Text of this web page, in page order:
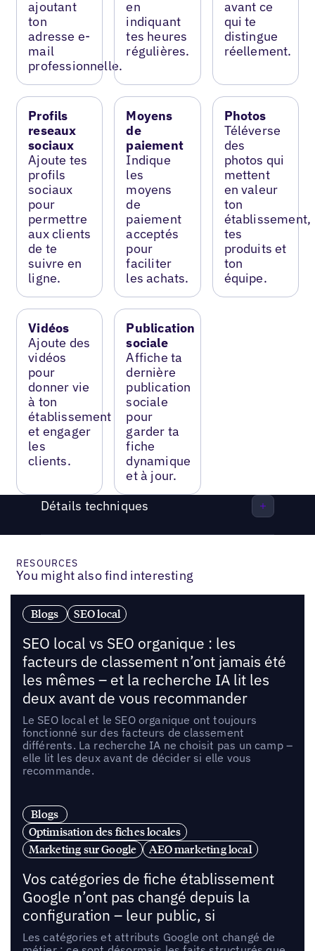
ajoutant
ton
adresse e-
mail
professionnelle.
en
indiquant
tes heures
régulières.
avant ce
qui te
distingue
réellement.
Profils
reseaux
sociaux
Ajoute tes
profils
sociaux
pour
permettre
aux clients
de te
suivre en
ligne.
Moyens
de
paiement
Indique
les
moyens
de
paiement
acceptés
pour
faciliter
les achats.
Photos
Téléverse
des
photos qui
mettent
en valeur
ton
établissement,
tes
produits et
ton
équipe.
Vidéos
Ajoute des
vidéos
pour
donner vie
à ton
établissement
et engager
les
clients.
Publication
sociale
Affiche ta
dernière
publication
sociale
pour
garder ta
fiche
dynamique
et à jour.
Détails techniques
RESOURCES
You might also find interesting
Blogs SEO local
SEO local vs SEO organique : les
facteurs de classement n’ont jamais été
les mêmes – et la recherche IA lit les
deux avant de vous recommander
Le SEO local et le SEO organique ont toujours
fonctionné sur des facteurs de classement
différents. La recherche IA ne choisit pas un camp –
elle lit les deux avant de décider si elle vous
recommande.
Blogs
Optimisation des fiches locales
Marketing sur Google
AEO marketing local
Vos catégories de fiche établissement
Google n’ont pas changé depuis la
configuration – leur public, si
Les catégories et attributs Google ont changé de